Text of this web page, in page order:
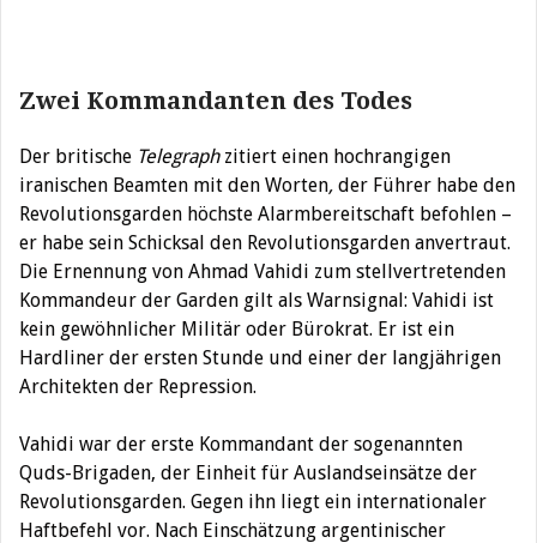
Zwei Kommandanten des Todes
Der britische Telegraph zitiert einen hochrangigen
iranischen Beamten mit den Worten, der Führer habe den
Revolutionsgarden höchste Alarmbereitschaft befohlen –
er habe sein Schicksal den Revolutionsgarden anvertraut.
Die Ernennung von Ahmad Vahidi zum stellvertretenden
Kommandeur der Garden gilt als Warnsignal: Vahidi ist
kein gewöhnlicher Militär oder Bürokrat. Er ist ein
Hardliner der ersten Stunde und einer der langjährigen
Architekten der Repression.
Vahidi war der erste Kommandant der sogenannten
Quds-Brigaden, der Einheit für Auslandseinsätze der
Revolutionsgarden. Gegen ihn liegt ein internationaler
Haftbefehl vor. Nach Einschätzung argentinischer